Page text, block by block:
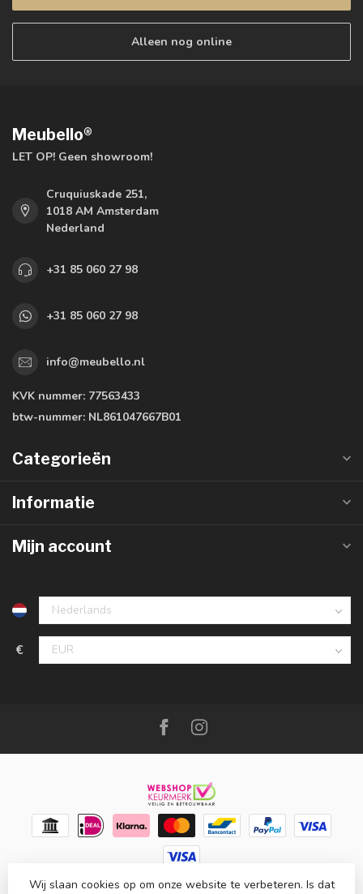
Alleen nog online
Meubello®
LET OP! Geen showroom!
Cruquiuskade 251,
1018 AM Amsterdam
Nederland
+31 85 060 27 98
+31 85 060 27 98
info@meubello.nl
KVK nummer: 77563433
btw-nummer: NL861047667B01
Categorieën
Informatie
Mijn account
€
© Copyright 2026 Meubello®- Powered byLightspeed -
Wij slaan cookies op om onze website te verbeteren. Is dat